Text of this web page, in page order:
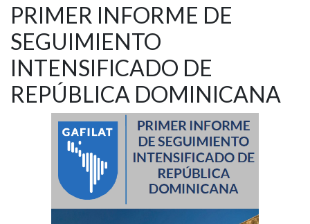
PRIMER INFORME DE
SEGUIMIENTO
INTENSIFICADO DE
REPÚBLICA DOMINICANA